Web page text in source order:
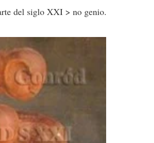
del siglo XXI > no genio.